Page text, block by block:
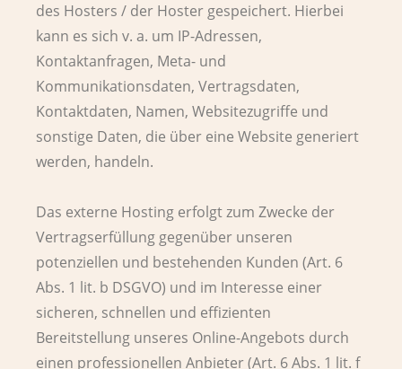
des Hosters / der Hoster gespeichert. Hierbei
kann es sich v. a. um IP-Adressen,
Kontaktanfragen, Meta- und
Kommunikationsdaten, Vertragsdaten,
Kontaktdaten, Namen, Websitezugriffe und
sonstige Daten, die über eine Website generiert
werden, handeln.
Das externe Hosting erfolgt zum Zwecke der
Vertragserfüllung gegenüber unseren
potenziellen und bestehenden Kunden (Art. 6
Abs. 1 lit. b DSGVO) und im Interesse einer
sicheren, schnellen und effizienten
Bereitstellung unseres Online-Angebots durch
einen professionellen Anbieter (Art. 6 Abs. 1 lit. f